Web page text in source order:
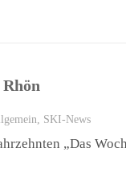
, SKI-News
„Das